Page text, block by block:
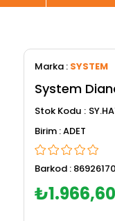
Marka : SYSTEM
System
Stok Kodu
ADET
Barkod :
₺1.966,60